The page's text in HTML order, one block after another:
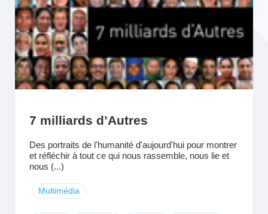
7 milliards d’Autres
Des portraits de l'humanité d'aujourd'hui pour montrer
et réfléchir à tout ce qui nous rassemble, nous lie et
nous (...)
Multimédia